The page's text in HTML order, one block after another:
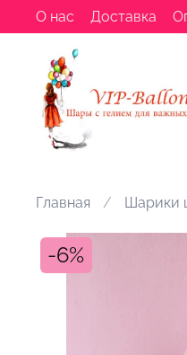
О нас Доставка
Главная Шарики
-6%